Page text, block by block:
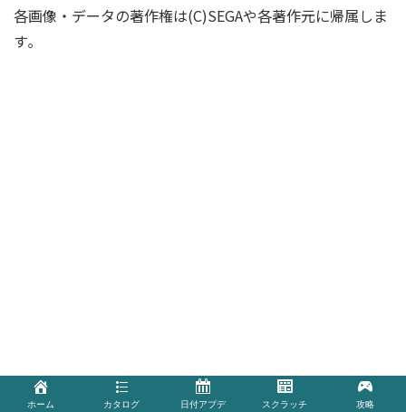
各画像・データの著作権は(C)SEGAや各著作元に帰属しま
す｡
ホーム カタログ 日付アプデ スクラッチ 攻略